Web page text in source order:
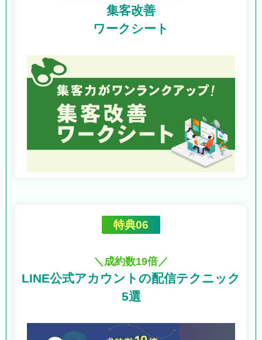
集客改善
ワークシート
特典06
＼成約数19倍／
LINE公式アカウントの配信テクニック
5選